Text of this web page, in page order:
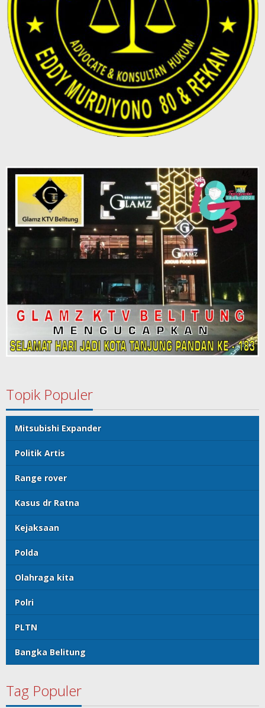
Topik Populer
Mitsubishi Expander
Politik Artis
Range rover
Kasus dr Ratna
Kejaksaan
Polda
Olahraga kita
Polri
PLTN
Bangka Belitung
Tag Populer